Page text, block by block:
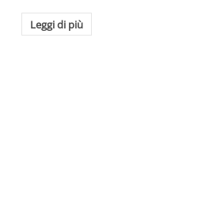
Leggi di più